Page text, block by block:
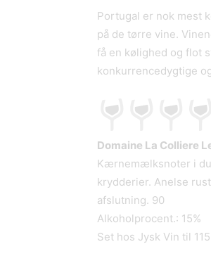
Portugal er nok mest
på de tørre vine.
få en kølighed og flot
konkurrencedygtige
Domaine La Colliere
Kærnemælksnoter i
krydderier. Anelse
afslutning. 90
Alkoholprocent.: 15%
Set hos Jysk Vin til